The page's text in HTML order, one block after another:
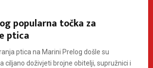
popularna točka za
ptica
ptica na Marini Prelog došle su
ciljano doživjeti brojne obitelji, supružnici i